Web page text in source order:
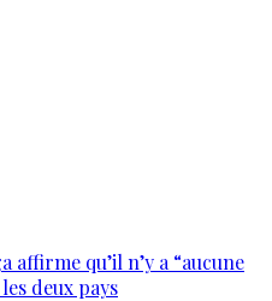
qu’il n’y a “aucune
deux pays